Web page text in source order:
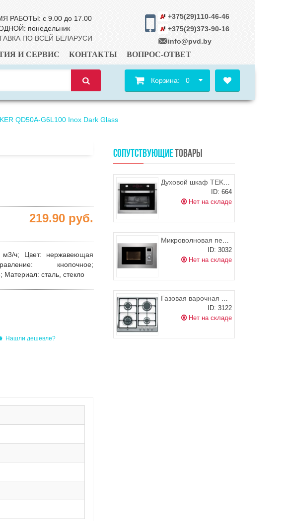
РАБОТЫ: с 9.00 до 17.00
понедельник
ПО ВСЕЙ БЕЛАРУСИ
+375(29)110-46-46
+375(29)373-90-16
info@pvd.by
И СЕРВИС КОНТАКТЫ ВОПРОС-ОТВЕТ
Корзина: 0
QD50A-G6L100 Inox Dark Glass
219.90 руб.
м3/ч; Цвет: нержавеющая
кнопочное;
Материал: сталь, стекло
Нашли дешевле?
СОПУТСТВУЮЩИЕТОВАРЫ
Духовой шкаф TEKA HL 870 STAINLESS STEEL
ID: 664
Нет на складе
Микроволновая печь EXITEQ EXM-103
ID: 3032
Нет на складе
Газовая варочная поверхность TEKA EH 60 4G AI AL TR inox
ID: 3122
Нет на складе